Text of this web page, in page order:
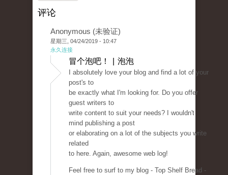
评论
Anonymous (未验证)
星期三, 04/24/2019 - 10:47
永久连接
冒个泡吧！ | 泡泡
I absolutely love your blog and find a lot of your
post's to
be exactly what I'm looking for. Do you offer
guest writers to
write content to suit your needs? I wouldn't
mind publishing a post
or elaborating on a lot of the subjects you write
related
to here. Again, awesome web log!
Feel free to surf to my blog - Top Shelf Bread -